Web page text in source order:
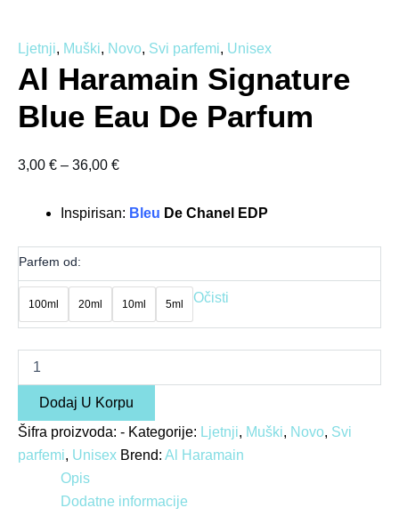
Ljetnji, Muški, Novo, Svi parfemi, Unisex
Al Haramain Signature
Blue Eau De Parfum
3,00 € – 36,00 €
Inspirisan: Bleu De Chanel EDP
Parfem od:
100ml 20ml 10ml 5ml Očisti
Dodaj U Korpu
Šifra proizvoda: - Kategorije: Ljetnji, Muški, Novo, Svi
parfemi, Unisex Brend: Al Haramain
Opis
Dodatne informacije